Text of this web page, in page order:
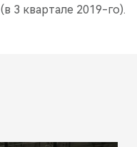
(в 3 квартале 2019-го).